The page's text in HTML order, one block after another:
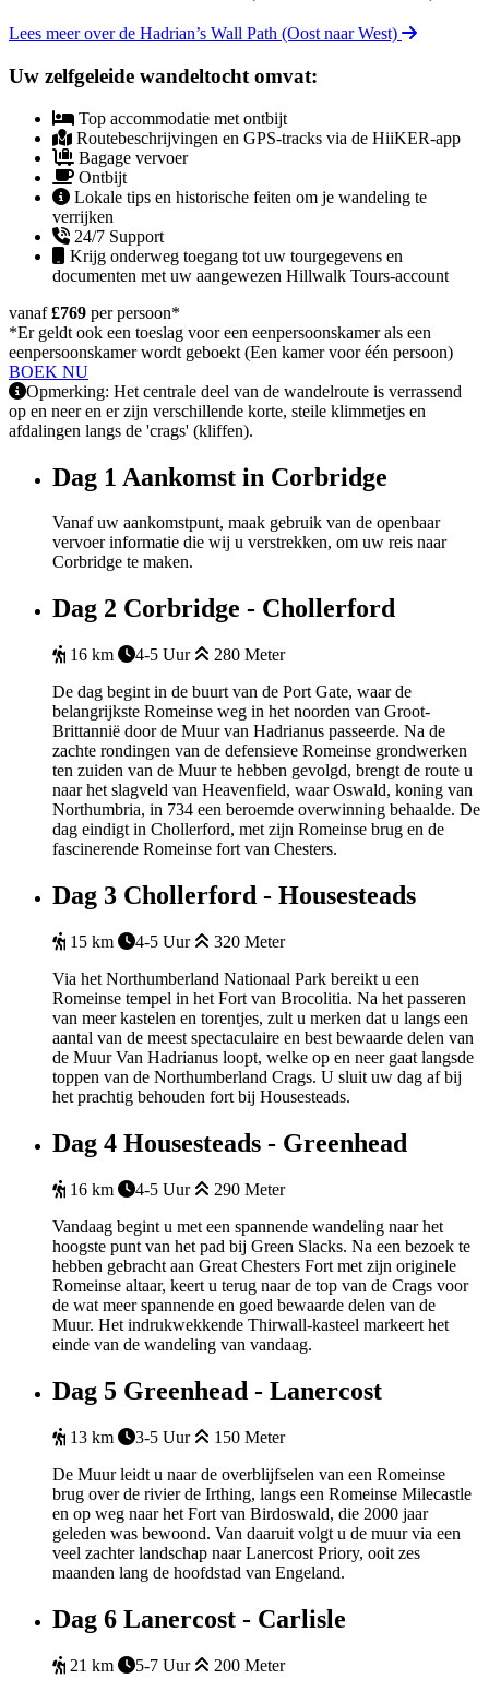
Lees meer over de Hadrian’s Wall Path (Oost naar West)
Uw zelfgeleide wandeltocht omvat:
Top accommodatie met ontbijt
Routebeschrijvingen en GPS-tracks via de HiiKER-app
Bagage vervoer
Ontbijt
Lokale tips en historische feiten om je wandeling te
verrijken
24/7 Support
Krijg onderweg toegang tot uw tourgegevens en
documenten met uw aangewezen Hillwalk Tours-account
vanaf£769 per persoon*
*Er geldt ook een toeslag voor een eenpersoonskamer als een
eenpersoonskamer wordt geboekt (Een kamer voor één persoon)
BOEK NU
Opmerking: Het centrale deel van de wandelroute is verrassend
op en neer en er zijn verschillende korte, steile klimmetjes en
afdalingen langs de 'crags' (kliffen).
Dag 1 Aankomst in Corbridge
Vanaf uw aankomstpunt, maak gebruik van de openbaar
vervoer informatie die wij u verstrekken, om uw reis naar
Corbridge te maken.
Dag 2 Corbridge - Chollerford
16 km 4-5 Uur
280 Meter
De dag begint in de buurt van de Port Gate, waar de
belangrijkste Romeinse weg in het noorden van Groot-
Brittannië door de Muur van Hadrianus passeerde. Na de
zachte rondingen van de defensieve Romeinse grondwerken
ten zuiden van de Muur te hebben gevolgd, brengt de route u
naar het slagveld van Heavenfield, waar Oswald, koning van
Northumbria, in 734 een beroemde overwinning behaalde. De
dag eindigt in Chollerford, met zijn Romeinse brug en de
fascinerende Romeinse fort van Chesters.
Dag 3 Chollerford - Housesteads
15 km 4-5 Uur
320 Meter
Via het Northumberland Nationaal Park bereikt u een
Romeinse tempel in het Fort van Brocolitia. Na het passeren
van meer kastelen en torentjes, zult u merken dat u langs een
aantal van de meest spectaculaire en best bewaarde delen van
de Muur Van Hadrianus loopt, welke op en neer gaat langsde
toppen van de Northumberland Crags. U sluit uw dag af bij
het prachtig behouden fort bij Housesteads.
Dag 4 Housesteads - Greenhead
16 km 4-5 Uur
290 Meter
Vandaag begint u met een spannende wandeling naar het
hoogste punt van het pad bij Green Slacks. Na een bezoek te
hebben gebracht aan Great Chesters Fort met zijn originele
Romeinse altaar, keert u terug naar de top van de Crags voor
de wat meer spannende en goed bewaarde delen van de
Muur. Het indrukwekkende Thirwall-kasteel markeert het
einde van de wandeling van vandaag.
Dag 5 Greenhead - Lanercost
13 km 3-5 Uur
150 Meter
De Muur leidt u naar de overblijfselen van een Romeinse
brug over de rivier de Irthing, langs een Romeinse Milecastle
en op weg naar het Fort van Birdoswald, die 2000 jaar
geleden was bewoond. Van daaruit volgt u de muur via een
veel zachter landschap naar Lanercost Priory, ooit zes
maanden lang de hoofdstad van Engeland.
Dag 6 Lanercost - Carlisle
21 km 5-7 Uur
200 Meter